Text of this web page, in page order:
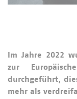
Im Jahre 2022
zur
durchgeführt,
mehr als